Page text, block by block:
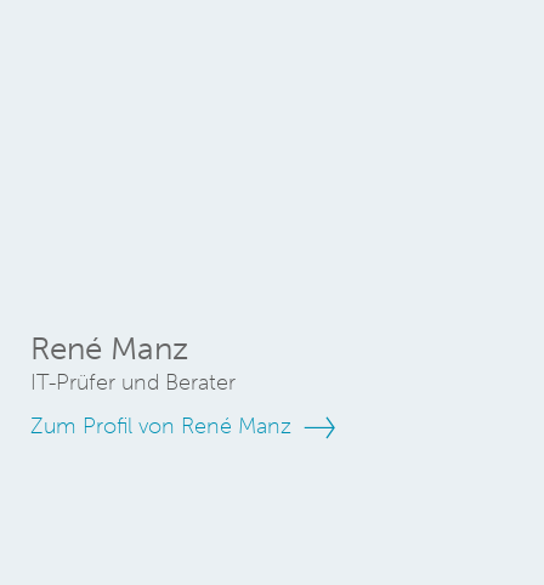
René Manz
IT-Prüfer und Berater
Zum Profil von René Manz